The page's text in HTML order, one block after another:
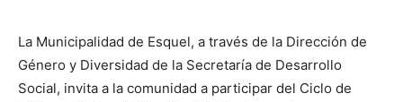
La Municipalidad de Esquel, a través de la Dirección de
Género y Diversidad de la Secretaría de Desarrollo
Social, invita a la comunidad a participar del Ciclo de